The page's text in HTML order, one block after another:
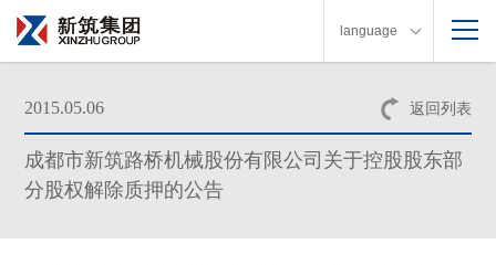
language
返回列表
2015.05.06
成都市新筑路桥机械股份有限公司关于控股股东部
分股权解除质押的公告